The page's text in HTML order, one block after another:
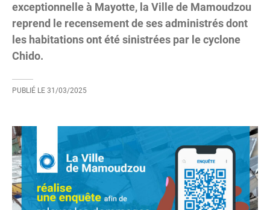
exceptionnelle à Mayotte, la Ville de Mamoudzou
reprend le recensement de ses administrés dont
les habitations ont été sinistrées par le cyclone
Chido.
PUBLIÉ LE 31/03/2025